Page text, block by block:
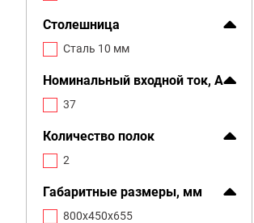
Столешница
Сталь 10 мм
Номинальный входной ток, А
37
Количество полок
2
Габаритные размеры, мм
800х450х655